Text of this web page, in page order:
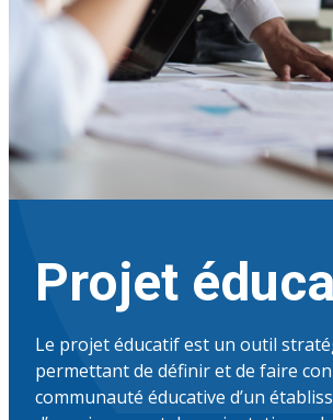
Projet
Le projet éducatif est un outil
permettant de définir et de faire
communauté éducative d’un